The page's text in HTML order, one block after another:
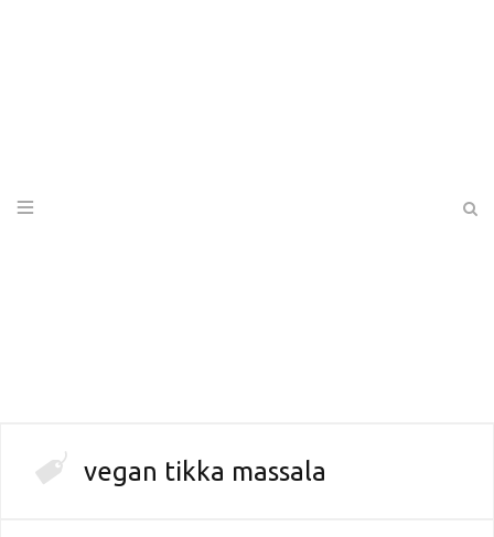
vegan tikka massala